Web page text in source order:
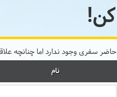
سفری وجود ندارد اما چنانچه
نام